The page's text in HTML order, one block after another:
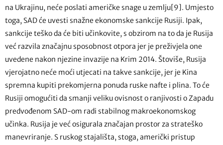
na Ukrajinu, neće poslati američke snage u zemlju[9]. Umjesto
toga, SAD će uvesti snažne ekonomske sankcije Rusiji. Ipak,
sankcije teško da će biti učinkovite, s obzirom na to da je Rusija
već razvila značajnu sposobnost otpora jer je preživjela one
uvedene nakon njezine invazije na Krim 2014. Štoviše, Rusija
vjerojatno neće moći utjecati na takve sankcije, jer je Kina
spremna kupiti prekomjerna ponuda ruske nafte i plina. To će
Rusiji omogućiti da smanji veliku ovisnost o ranjivosti o Zapadu
predvođenom SAD-om radi stabilnog makroekonomskog
učinka. Rusija je već osigurala značajan prostor za strateško
manevriranje. S ruskog stajališta, stoga, američki pristup